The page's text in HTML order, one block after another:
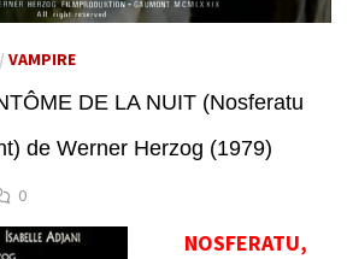
VAMPIRE
DE LA NUIT (Nosferatu
de Werner Herzog (1979)
0
NOSFERATU,